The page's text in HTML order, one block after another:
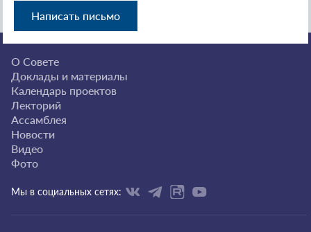
Написать письмо
О Совете
Доклады и материалы
Календарь проектов
Лекторий
Ассамблея
Новости
Видео
Фото
Мы в социальных сетях: